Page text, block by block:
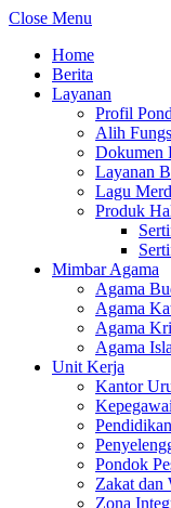
Close Menu
Home
Berita
Layanan
Profil
Alih
Dokumen
Layanan
Lagu
Produk
Mimbar Agama
Agama
Agama
Agama
Agama
Unit Kerja
Kantor
Pondok
Zakat dan
Zona